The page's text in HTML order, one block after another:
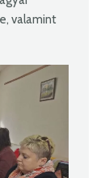
valamint